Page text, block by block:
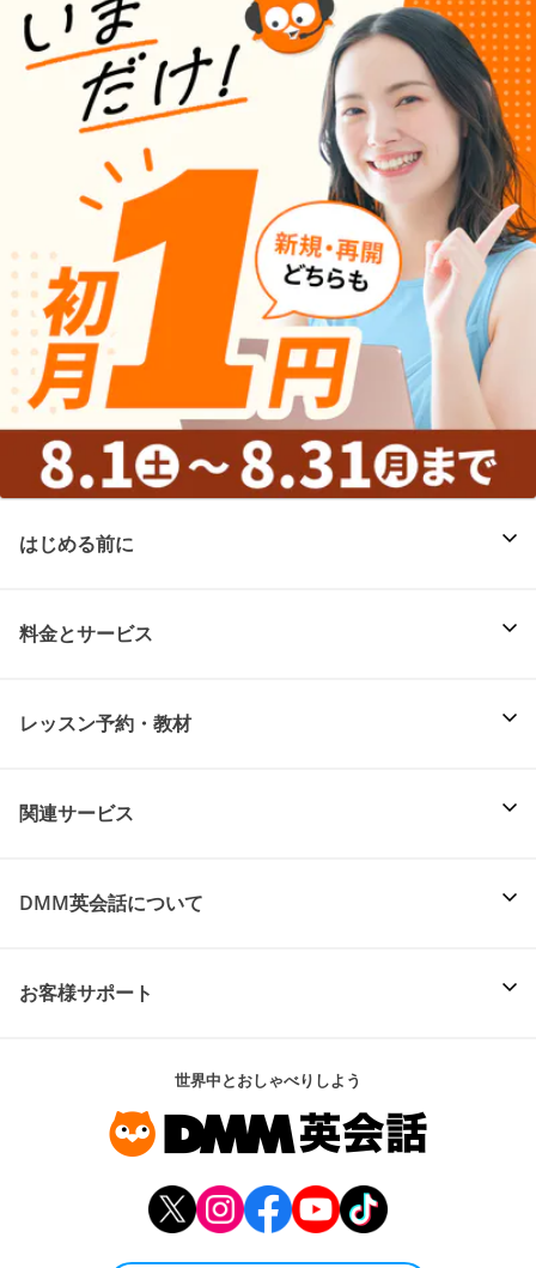
はじめる前に
料金とサービス
レッスン予約・教材
関連サービス
DMM英会話について
お客様サポート
世界中とおしゃべりしよう